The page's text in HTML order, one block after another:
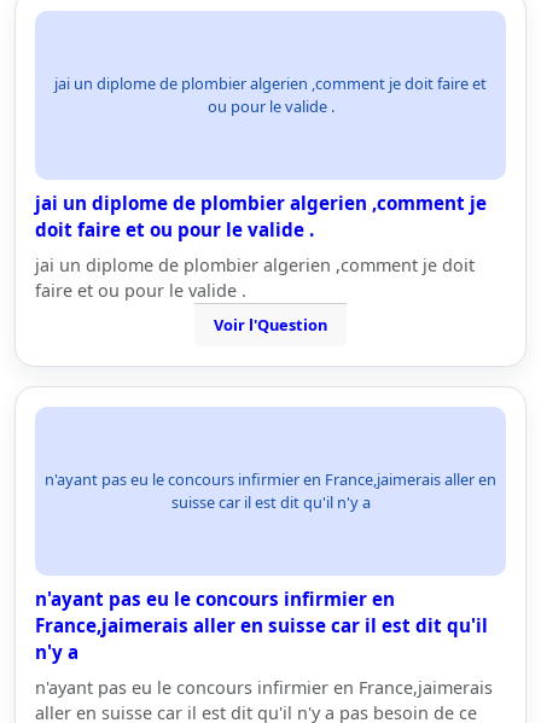
jai un diplome de plombier algerien ,comment je doit faire et
ou pour le valide .
jai un diplome de plombier algerien ,comment je
doit faire et ou pour le valide .
jai un diplome de plombier algerien ,comment je doit
faire et ou pour le valide .
Voir l'Question
n'ayant pas eu le concours infirmier en France,jaimerais aller en
suisse car il est dit qu'il n'y a
n'ayant pas eu le concours infirmier en
France,jaimerais aller en suisse car il est dit qu'il
n'y a
n'ayant pas eu le concours infirmier en France,jaimerais
aller en suisse car il est dit qu'il n'y a pas besoin de ce